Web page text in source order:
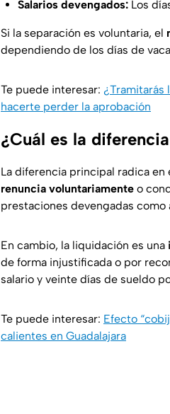
Salarios devengados: Los
Si la separación es voluntaria, el
dependiendo de los días de
Te puede interesar: ¿Tramitarás
hacerte perder la aprobación
¿Cuál es la
La diferencia principal radica
renuncia voluntariamente o
prestaciones devengadas como
En cambio, la liquidación es una
de forma injustificada o por
salario y veinte días de sueldo
Te puede interesar: Efecto
calientes en Guadalajara